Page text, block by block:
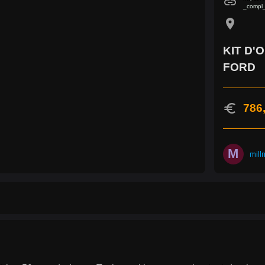
location_on
KIT
FORD
euro
M